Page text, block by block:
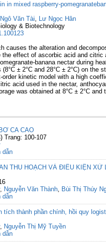
in mixed raspberry-
Ngô Văn Tài, Lư Ngọc Hân
& Biotechnology
causes the alteration and
effect of ascorbic acid and
banana nectar during
± 2°C and 28°C ± 2°C) on
kinetic model with a high
acid used in the nectar,
was obtained at 8°C ± 2°C and
CA CAO
Trang: 100-107
dẫn
THU HOẠCH VÀ ĐIỀU KIỆN
, Nguyễn Văn Thành, Bùi Thị Thúy
dẫn
tích thành phần chính, hồi quy
, Nguyễn Thị Mỹ Tuyền
dẫn